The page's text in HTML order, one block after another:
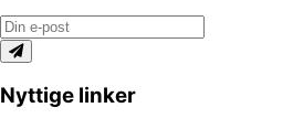
Nyttige linker